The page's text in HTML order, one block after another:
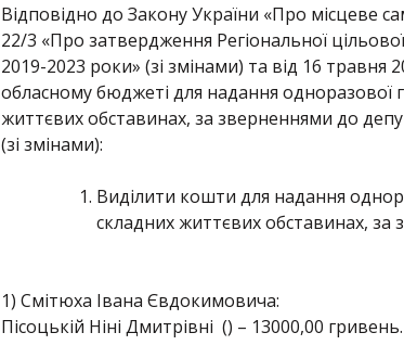
Відповідно до Закону України «Про місцеве
22/3 «Про затвердження Регіональної
2019-2023 роки» (зі змінами) та від 16
обласному бюджеті для надання одноразової
життєвих обставинах, за зверненнями до
(зі змінами):
Виділити кошти для надання
складних життєвих обставинах, за
1) Смітюха Івана Євдокимовича:
Пісоцькій Ніні Дмитрівні () – 13000,00 гривень.